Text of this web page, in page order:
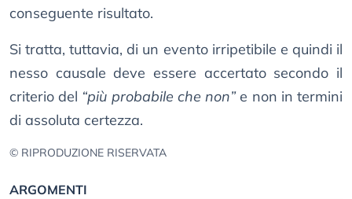
conseguente risultato.
Si tratta, tuttavia, di un evento irripetibile e quindi il
nesso causale deve essere accertato secondo il
criterio del “più probabile che non”e non in termini
di assoluta certezza.
© RIPRODUZIONE RISERVATA
ARGOMENTI